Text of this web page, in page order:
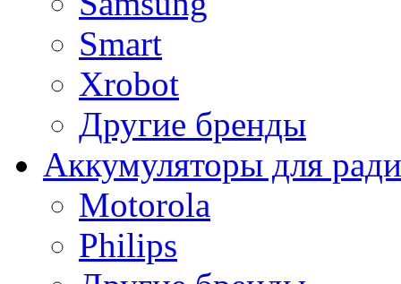
Smart
Xrobot
Другие бренды
Аккумуляторы для
Motorola
Philips